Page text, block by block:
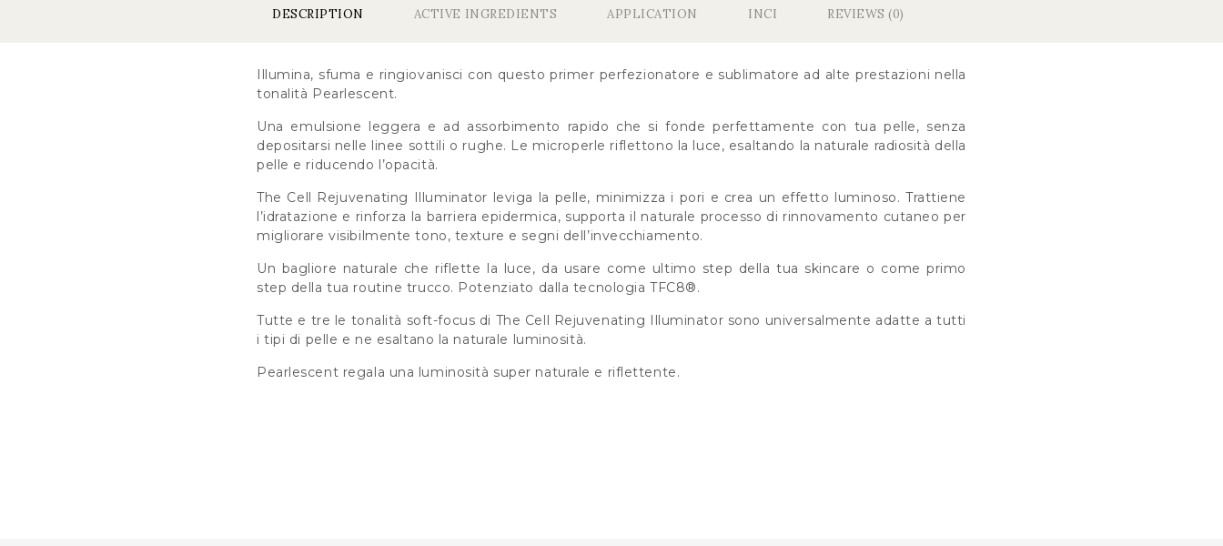
DESCRIPTION ACTIVE INGREDIENTS APPLICATION INCI REVIEWS (0)
Illumina, sfuma e ringiovanisci con questo primer perfezionatore e sublimatore ad alte prestazioni nella
tonalità Pearlescent.
Una emulsione leggera e ad assorbimento rapido che si fonde perfettamente con tua pelle, senza
depositarsi nelle linee sottili o rughe. Le microperle riflettono la luce, esaltando la naturale radiosità della
pelle e riducendo l’opacità.
The Cell Rejuvenating Illuminator leviga la pelle, minimizza i pori e crea un effetto luminoso. Trattiene
l’idratazione e rinforza la barriera epidermica, supporta il naturale processo di rinnovamento cutaneo per
migliorare visibilmente tono, texture e segni dell’invecchiamento.
Un bagliore naturale che riflette la luce, da usare come ultimo step della tua skincare o come primo
step della tua routine trucco. Potenziato dalla tecnologia TFC8®.
Tutte e tre le tonalità soft-focus di The Cell Rejuvenating Illuminator sono universalmente adatte a tutti
i tipi di pelle e ne esaltano la naturale luminosità.
Pearlescent regala una luminosità super naturale e riflettente.